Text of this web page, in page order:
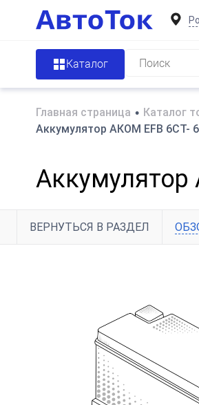
Каталог
Главная страница • Каталог
Аккумулятор АКОМ EFB 6СТ-
Аккумулятор
ВЕРНУТЬСЯ В РАЗДЕЛ